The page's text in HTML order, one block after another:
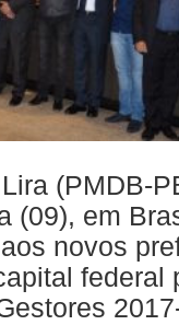
(PMDB-
(09), em
novos
federal